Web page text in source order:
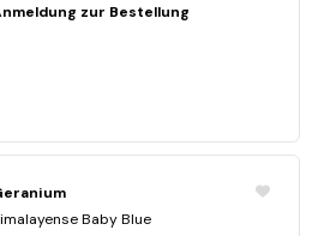
zur Bestellung
Baby Blue